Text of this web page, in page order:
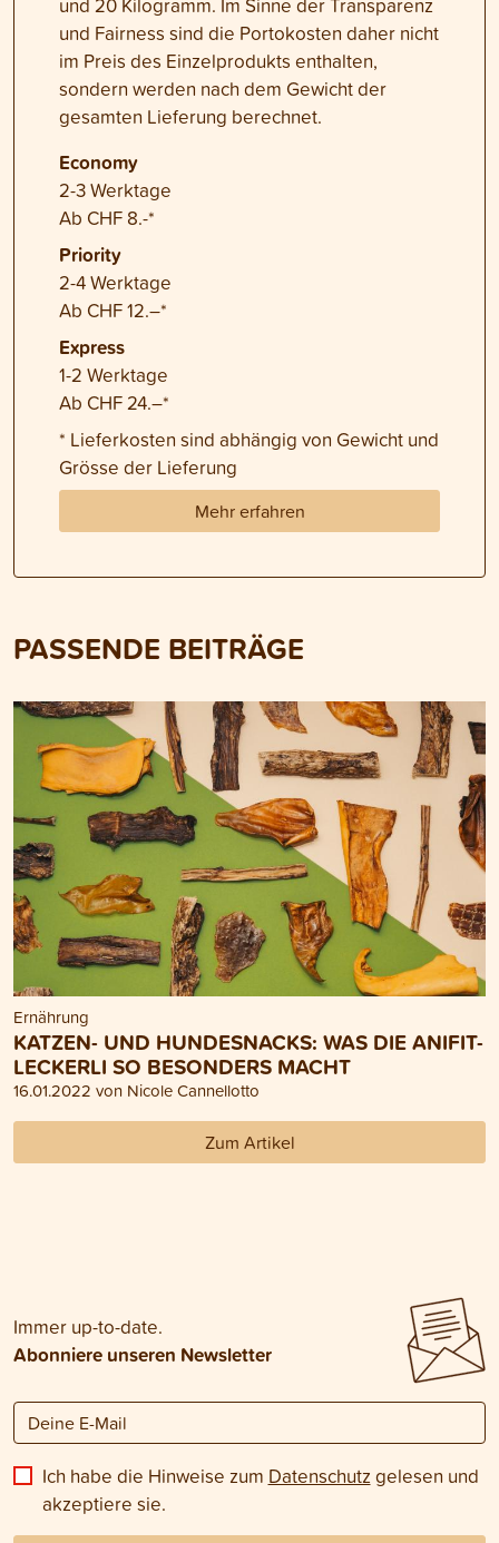
und Fairness sind die Portokosten daher nicht
im Preis des Einzelprodukts enthalten,
sondern werden nach dem Gewicht der
gesamten Lieferung berechnet.
Economy
2-3 Werktage
Ab CHF 8.-*
Priority
2-4 Werktage
Ab CHF 12.–*
Express
1-2 Werktage
Ab CHF 24.–*
* Lieferkosten sind abhängig von Gewicht und
Grösse der Lieferung
Mehr erfahren
PASSENDE BEITRÄGE
Ernährung
KATZEN- UND HUNDESNACKS: WAS DIE ANIFIT-
LECKERLI SO BESONDERS MACHT
16.01.2022 von Nicole Cannellotto
Zum Artikel
Immer up-to-date.
Abonniere unseren Newsletter
Ich habe die Hinweise zum Datenschutz gelesen und
akzeptiere sie.